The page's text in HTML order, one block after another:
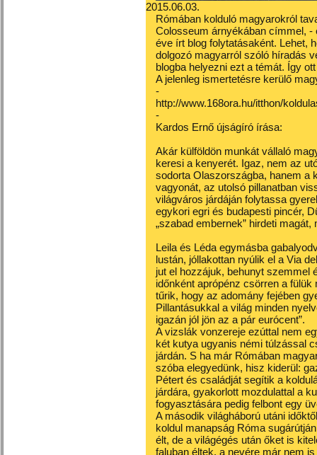
2015.06.03.
Rómában kolduló magyarokról
Colosseum árnyékában címmel, -
éve írt blog folytatásaként. Lehet,
dolgozó magyarról szóló híradás
blogba helyezni ezt a témát. Így
A jelenleg ismertetésre kerülő
-
http://www.168ora.hu/itthon/
-
Kardos Ernő újságíró írása:
Akár külföldön munkát vállaló
keresi a kenyerét. Igaz, nem az
sodorta Olaszországba, hanem a
vagyonát, az utolsó pillanatban
világváros járdáján folytassa
egykori egri és budapesti pincér,
„szabad embernek” hirdeti
Leila és Léda egymásba
lustán, jóllakottan nyúlik el a Via
jut el hozzájuk, behunyt szemmel
időnként aprópénz csörren a
tűrik, hogy az adomány fejében
Pillantásukkal a világ minden
igazán jól jön az a pár eurócent”.
A vizslák vonzereje ezúttal nem
két kutya ugyanis némi túlzással
járdán. S ha már Rómában
szóba elegyedünk, hisz kiderül:
Pétert és családját segítik a
járdára, gyakorlott mozdulattal a
fogyasztására pedig felbont egy
A második világháború utáni
koldul manapság Róma
élt, de a világégés után őket is
faluban éltek, a nevére már nem